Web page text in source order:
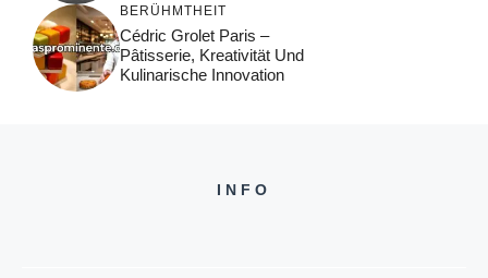
BERÜHMTHEIT
Cédric Grolet Paris –
Pâtisserie, Kreativität Und
Kulinarische Innovation
INFO